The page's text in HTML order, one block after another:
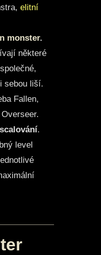
elitní
monster.
některé
sebou liší.
Fallen,
.
level